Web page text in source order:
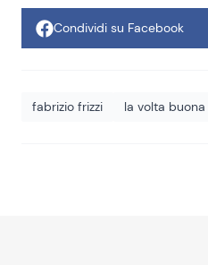
Condividi su Facebook
fabrizio frizzi la volta buona